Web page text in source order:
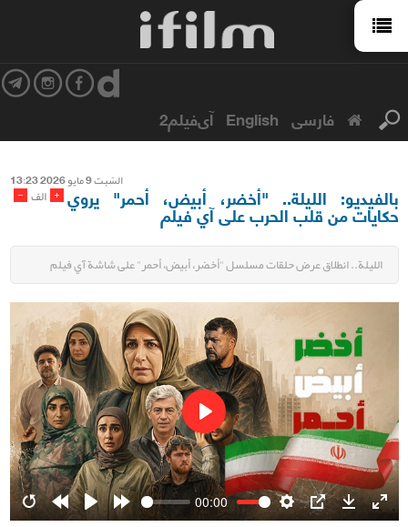
فارسی English آی‌فیلم2
السّبت 9 مایو 2026 13:23
- الف + بالفيديو: الليلة.. "أخضر، أبيض، أحمر" يروي
حكايات من قلب الحرب على آي فيلم
الليلة.. انطلاق عرض حلقات مسلسل "أخضر، أبيض، أحمر" على شاشة آي فيلم
RestartRewindPlay Forward
00:00
Settings
PIP Download
Play